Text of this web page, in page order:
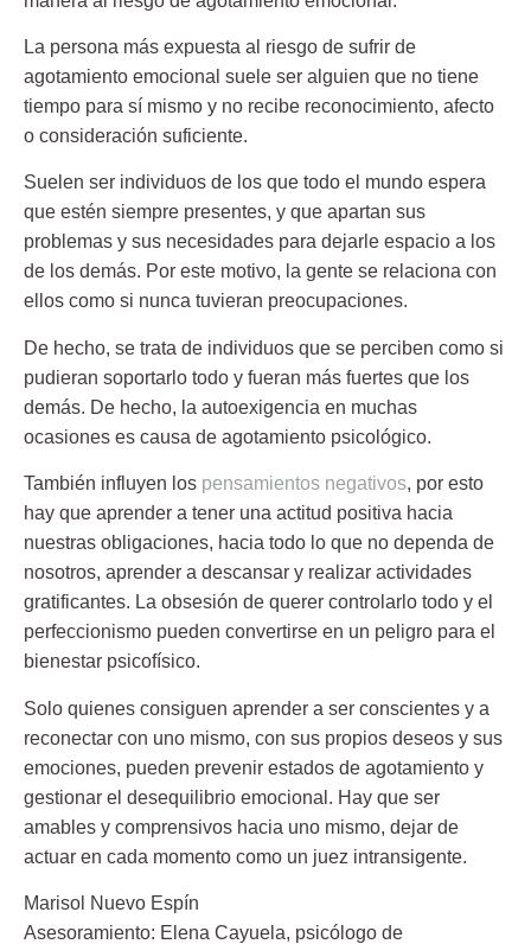
La persona más expuesta al riesgo de sufrir de
agotamiento emocional suele ser alguien que no tiene
tiempo para sí mismo y no recibe reconocimiento, afecto
o consideración suficiente.
Suelen ser individuos de los que todo el mundo espera
que estén siempre presentes, y que apartan sus
problemas y sus necesidades para dejarle espacio a los
de los demás. Por este motivo, la gente se relaciona con
ellos como si nunca tuvieran preocupaciones.
De hecho, se trata de individuos que se perciben como si
pudieran soportarlo todo y fueran más fuertes que los
demás. De hecho, la autoexigencia en muchas
ocasiones es causa de agotamiento psicológico.
También influyen los pensamientos negativos, por esto
hay que aprender a tener una actitud positiva hacia
nuestras obligaciones, hacia todo lo que no dependa de
nosotros, aprender a descansar y realizar actividades
gratificantes. La obsesión de querer controlarlo todo y el
perfeccionismo pueden convertirse en un peligro para el
bienestar psicofísico.
Solo quienes consiguen aprender a ser conscientes y a
reconectar con uno mismo, con sus propios deseos y sus
emociones, pueden prevenir estados de agotamiento y
gestionar el desequilibrio emocional. Hay que ser
amables y comprensivos hacia uno mismo, dejar de
actuar en cada momento como un juez intransigente.
Marisol Nuevo Espín
Asesoramiento: Elena Cayuela, psicólogo de